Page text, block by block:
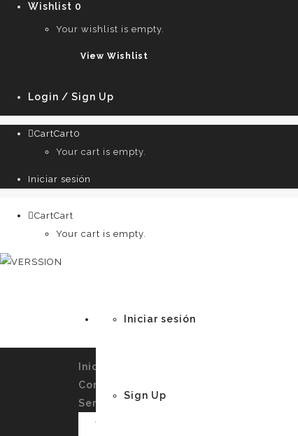
Wishlist 0
Your wishlist is empty.
View Wishlist
Login / Sign Up
CartCart0
Your cart is empty.
Iniciar sesión
CartCart
Your cart is empty.
Iniciar sesión
Sign Up
Inicio
Conócenos
Servicios